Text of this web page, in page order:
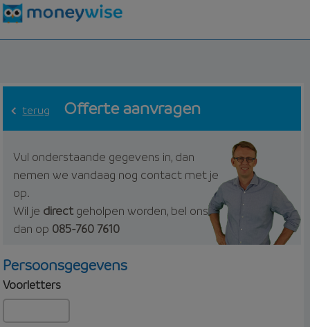
terug Offerte aanvragen
Vul onderstaande gegevens in, dan
nemen we vandaag nog contact met je
op.
Wil je directgeholpen worden, bel ons
dan op 085-760 7610
Persoonsgegevens
Voorletters